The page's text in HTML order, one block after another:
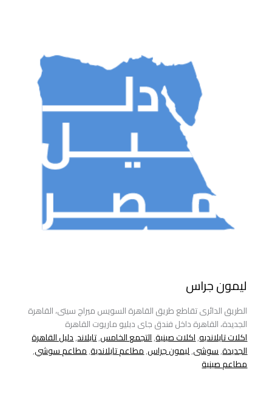
ليمون جراس
الطريق الدائرى تقاطع طريق القاهرة السويس ميراج سيتى، القاهرة
الجديدة، القاهرة داخل فندق جاى دبليو ماريوت القاهرة
اكلات تايلانديه,اكلات صينية,التجمع الخامس,تايلاند,دليل القاهرة
الجديدة,سوشى,ليمون جراس,مطاعم تايلاندية,مطاعم سوشي,
مطاعم صينية